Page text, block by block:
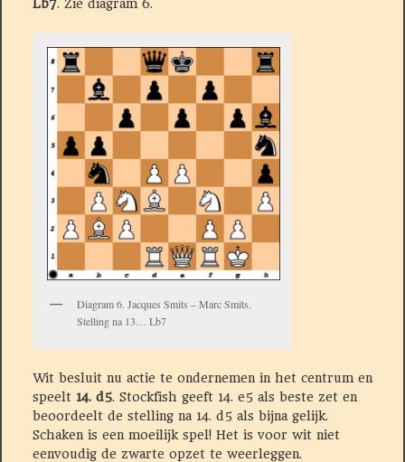
Lb7. Zie diagram 6.
Diagram 6. Jacques Smits – Marc Smits.
Stelling na 13… Lb7
Wit besluit nu actie te ondernemen in het centrum en
speelt 14. d5. Stockfish geeft 14. e5 als beste zet en
beoordeelt de stelling na 14. d5 als bijna gelijk.
Schaken is een moeilijk spel! Het is voor wit niet
eenvoudig de zwarte opzet te weerleggen.